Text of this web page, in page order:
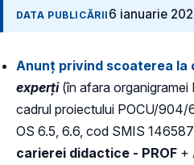
DATA PUBLICĂRII 6 ianuarie
Anunț privind scoaterea la
experți(în afara organigramei
cadrul proiectului POCU/
OS 6.5, 6.6, cod SMIS 146587
carierei didactice - PROF +